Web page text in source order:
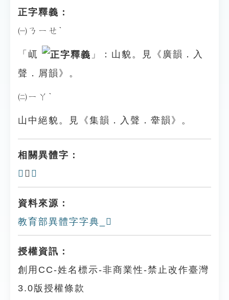
正字釋義：
㈠ㄋㄧㄝˋ
「屼
」：山貌。見《廣韻．入
聲．屑韻》。
㈡ㄧㄚˋ
山中絕貌。見《集韻．入聲．舝韻》。
相關異體字：
𪗘 、 𡾐
資料來源：
教育部異體字字典_𡿖
授權資訊：
創用CC-姓名標示-非商業性-禁止改作臺灣
3.0版授權條款